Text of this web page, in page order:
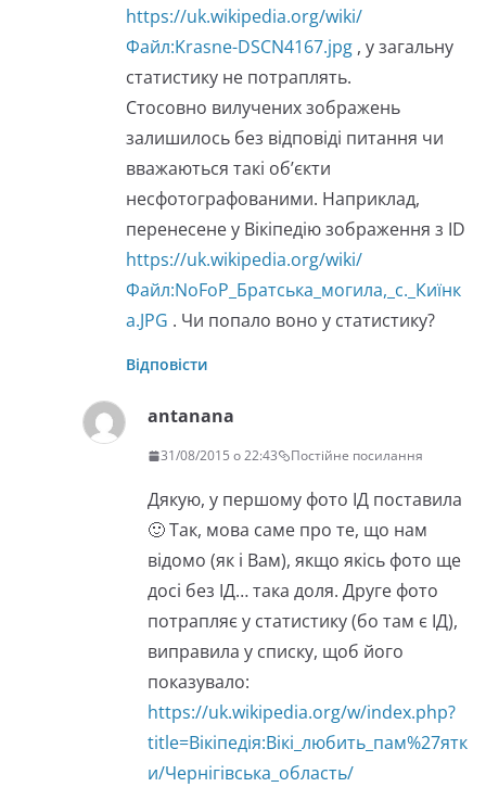
https://uk.wikipedia.org/wiki/
Файл:Krasne-DSCN4167.jpg , у загальну
статистику не потраплять.
Стосовно вилучених зображень
залишилось без відповіді питання чи
вважаються такі об’єкти
несфотографованими. Наприклад,
перенесене у Вікіпедію зображення з ID
https://uk.wikipedia.org/wiki/
Файл:NoFoP_Братська_могила,_с._Киїнк
а.JPG . Чи попало воно у статистику?
Відповісти
antanana
31/08/2015 о 22:43 Постійне посилання
Дякую, у першому фото ІД поставила
🙂 Так, мова саме про те, що нам
відомо (як і Вам), якщо якісь фото ще
досі без ІД… така доля. Друге фото
потрапляє у статистику (бо там є ІД),
виправила у списку, щоб його
показувало:
https://uk.wikipedia.org/w/index.php?
title=Вікіпедія:Вікі_любить_пам%27ятк
и/Чернігівська_область/